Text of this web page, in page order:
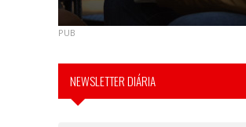
PUB
NEWSLETTER DIÁRIA